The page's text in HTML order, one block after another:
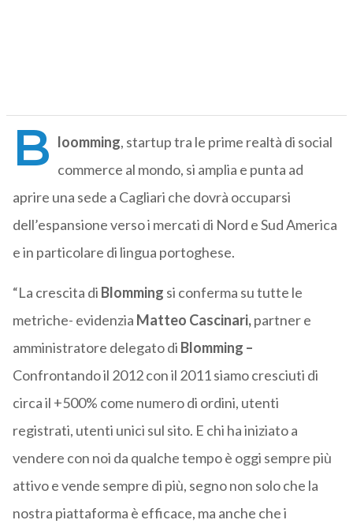
B loomming, startup tra le prime realtà di social
commerce al mondo, si amplia e punta ad
aprire una sede a Cagliari che dovrà occuparsi
dell’espansione verso i mercati di Nord e Sud America
e in particolare di lingua portoghese.
“La crescita di Blomming si conferma su tutte le
metriche- evidenzia Matteo Cascinari,partner e
amministratore delegato di Blomming –
Confrontando il 2012 con il 2011 siamo cresciuti di
circa il +500% come numero di ordini, utenti
registrati, utenti unici sul sito. E chi ha iniziato a
vendere con noi da qualche tempo è oggi sempre più
attivo e vende sempre di più, segno non solo che la
nostra piattaforma è efficace, ma anche che i